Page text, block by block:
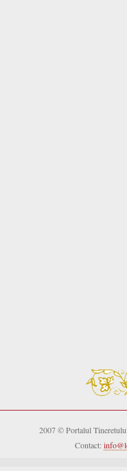
2007 © Portalul
Contact: